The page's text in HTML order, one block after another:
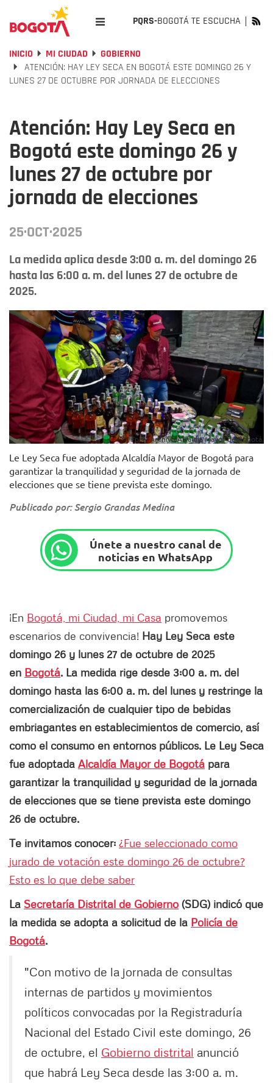
PQRS-BOGOTÁ TE ESCUCHA
INICIO MI CIUDAD
GOBIERNO
ATENCIÓN: HAY LEY SECA EN BOGOTÁ ESTE DOMINGO 26 Y
LUNES 27 DE OCTUBRE POR JORNADA DE ELECCIONES
Atención: Hay Ley Seca en
Bogotá este domingo 26 y
lunes 27 de octubre por
jornada de elecciones
25·OCT·2025
La medida aplica desde 3:00 a. m. del domingo 26
hasta las 6:00 a. m. del lunes 27 de octubre de
2025.
Foto: Archivo Alcaldía Mayor de Bogotá.
Le Ley Seca fue adoptada Alcaldía Mayor de Bogotá para
garantizar la tranquilidad y seguridad de la jornada de
elecciones que se tiene prevista este domingo.
Publicado por: Sergio Grandas Medina
Únete a nuestro canal de
noticias en WhatsApp
¡En Bogotá, mi Ciudad, mi Casa promovemos
escenarios de convivencia! Hay Ley Seca este
domingo 26 y lunes 27 de octubre de 2025
en Bogotá. La medida rige desde 3:00 a. m. del
domingo hasta las 6:00 a. m. del lunes y restringe la
comercialización de cualquier tipo de bebidas
embriagantes en establecimientos de comercio, así
como el consumo en entornos públicos. Le Ley Seca
fue adoptada Alcaldía Mayor de Bogotá para
garantizar la tranquilidad y seguridad de la jornada
de elecciones que se tiene prevista este domingo
26 de octubre.
Te invitamos conocer: ¿Fue seleccionado como
jurado de votación este domingo 26 de octubre?
Esto es lo que debe saber
La Secretaría Distrital de Gobierno (SDG) indicó que
la medida se adopta a solicitud de la Policía de
Bogotá.
"Con motivo de la jornada de consultas
internas de partidos y movimientos
políticos convocadas por la Registraduría
Nacional del Estado Civil este domingo, 26
de octubre, el Gobierno distrital anunció
que habrá Ley Seca desde las 3:00 a. m.